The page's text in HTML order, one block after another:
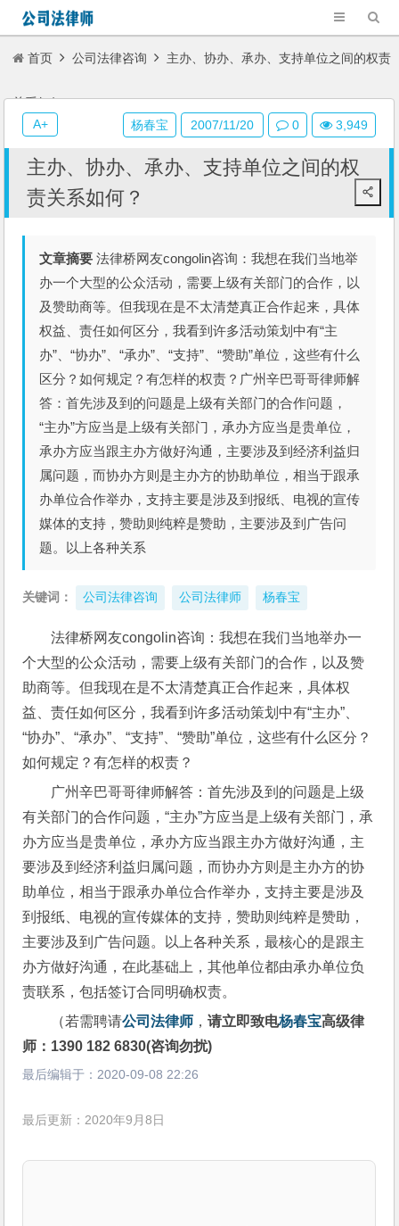
首页 公司法律咨询 主办、协办、承办、支持单位之间的权责
关系如何？
主办、协办、承办、支持单位之间的权
责关系如何？
文章摘要 法律桥网友congolin咨询：我想在我们当地举
办一个大型的公众活动，需要上级有关部门的合作，以
及赞助商等。但我现在是不太清楚真正合作起来，具体
权益、责任如何区分，我看到许多活动策划中有“主
办”、“协办”、“承办”、“支持”、“赞助”单位，这些有什么
区分？如何规定？有怎样的权责？广州辛巴哥哥律师解
答：首先涉及到的问题是上级有关部门的合作问题，
“主办”方应当是上级有关部门，承办方应当是贵单位，
承办方应当跟主办方做好沟通，主要涉及到经济利益归
属问题，而协办方则是主办方的协助单位，相当于跟承
办单位合作举办，支持主要是涉及到报纸、电视的宣传
媒体的支持，赞助则纯粹是赞助，主要涉及到广告问
题。以上各种关系
关键词： 公司法律咨询 公司法律师 杨春宝
法律桥网友congolin咨询：我想在我们当地举办一
个大型的公众活动，需要上级有关部门的合作，以及赞
助商等。但我现在是不太清楚真正合作起来，具体权
益、责任如何区分，我看到许多活动策划中有“主办”、
“协办”、“承办”、“支持”、“赞助”单位，这些有什么区分？
如何规定？有怎样的权责？
广州辛巴哥哥律师解答：首先涉及到的问题是上级
有关部门的合作问题，“主办”方应当是上级有关部门，承
办方应当是贵单位，承办方应当跟主办方做好沟通，主
要涉及到经济利益归属问题，而协办方则是主办方的协
助单位，相当于跟承办单位合作举办，支持主要是涉及
到报纸、电视的宣传媒体的支持，赞助则纯粹是赞助，
主要涉及到广告问题。以上各种关系，最核心的是跟主
办方做好沟通，在此基础上，其他单位都由承办单位负
责联系，包括签订合同明确权责。
（若需聘请公司法律师 ，请立即致电杨春宝高级律
师：1390 182 6830(咨询勿扰)
最后编辑于： 2020-09-08 22:26
最后更新：2020年9月8日
杨春宝 2007/11/20 0 3,949
A+